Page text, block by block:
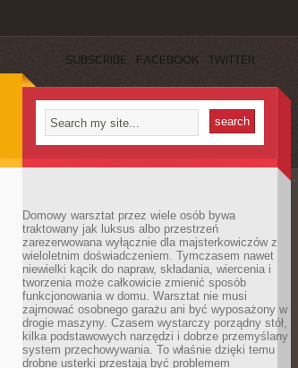
SUBSCRIBE FACEBOOK TWITTER
Domowy warsztat przez wiele osób bywa
traktowany jak luksus albo przestrzeń
zarezerwowana wyłącznie dla majsterkowiczów z
wieloletnim doświadczeniem. Tymczasem nawet
niewielki kącik do napraw, składania, wiercenia i
tworzenia może całkowicie zmienić sposób
funkcjonowania w domu. Warsztat nie musi
zajmować osobnego garażu ani być wyposażony w
drogie maszyny. Czasem wystarczy porządny stół,
kilka podstawowych narzędzi i dobrze przemyślany
system przechowywania. To właśnie dzięki temu
drobne usterki przestają być problemem